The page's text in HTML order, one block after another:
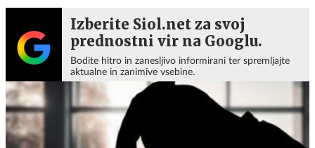
Izberite Siol.net za svoj
prednostni vir na Googlu.
Bodite hitro in zanesljivo informirani ter spremljajte
aktualne in zanimive vsebine.